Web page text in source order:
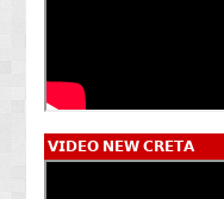
𝗩𝗜𝗗𝗘𝗢 𝗡𝗘𝗪 𝗖𝗥𝗘𝗧𝗔